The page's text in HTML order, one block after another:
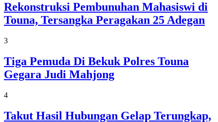
Rekonstruksi Pembunuhan Mahasiswi di
Touna, Tersangka Peragakan 25 Adegan
3
Tiga Pemuda Di Bekuk Polres Touna
Gegara Judi Mahjong
4
Takut Hasil Hubungan Gelap Terungkap,